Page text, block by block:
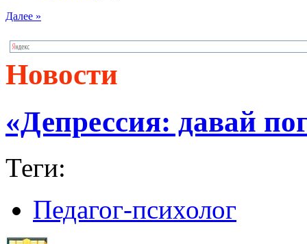
Далее »
Новости
«Депрессия: давай
Теги:
Педагог-психолог